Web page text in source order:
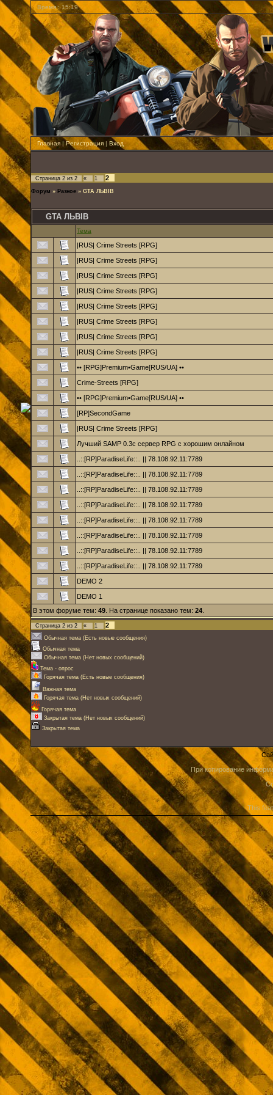
Время : 15:19
Главная | Регистрация | Вход
Страница 2 из 2 « 1 2
Форум » Разное » GTA ЛЬВIВ
GTA ЛЬВIВ
Тема
|RUS| Crime Streets [RPG]
|RUS| Crime Streets [RPG]
|RUS| Crime Streets [RPG]
|RUS| Crime Streets [RPG]
|RUS| Crime Streets [RPG]
|RUS| Crime Streets [RPG]
|RUS| Crime Streets [RPG]
|RUS| Crime Streets [RPG]
•• [RPG]Premium•Game[RUS/UA] ••
Crime-Streets [RPG]
•• [RPG]Premium•Game[RUS/UA] ••
[RP]SecondGame
|RUS| Crime Streets [RPG]
Лучший SAMP 0.3c сервер RPG с хорошим онлайном
..::[RP]ParadiseLife::.. || 78.108.92.11:7789
..::[RP]ParadiseLife::.. || 78.108.92.11:7789
..::[RP]ParadiseLife::.. || 78.108.92.11:7789
..::[RP]ParadiseLife::.. || 78.108.92.11:7789
..::[RP]ParadiseLife::.. || 78.108.92.11:7789
..::[RP]ParadiseLife::.. || 78.108.92.11:7789
..::[RP]ParadiseLife::.. || 78.108.92.11:7789
..::[RP]ParadiseLife::.. || 78.108.92.11:7789
DEMO 2
DEMO 1
В этом форуме тем: 49 . На странице показано тем: 24
Страница 2 из 2 « 1 2
Обычная тема (Есть новые сообщения)
Обычная тема
Обычная тема (Нет новых сообщений)
Тема - опрос
Горячая тема (Есть новые сообщения)
Важная тема
Горячая тема (Нет новых сообщений)
Горячая тема
Закрытая тема (Нет новых сообщений)
Закрытая тема
При копирование
This